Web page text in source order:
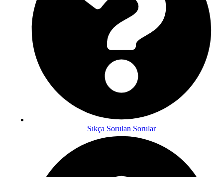
Sıkça Sorulan Sorular